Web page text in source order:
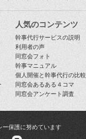
人気のコンテンツ
幹事代行サービスの説明
利用者の声
同窓会フォト
幹事マニュアル
個人開催と幹事代行の比較
同窓会あるある４コマ
同窓会アンケート調査
ー保護に努めています